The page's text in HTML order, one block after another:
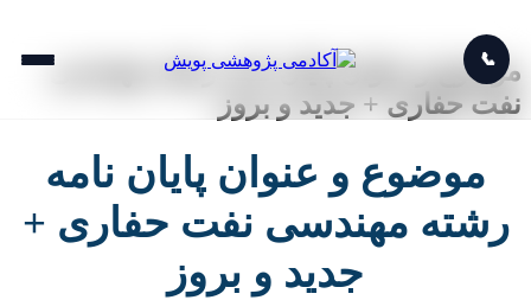
📞
موضوع و عنوان پایان نامه رشته مهندسی
نفت حفاری + جدید و بروز
موضوع و عنوان پایان نامه
رشته مهندسی نفت حفاری +
جدید و بروز